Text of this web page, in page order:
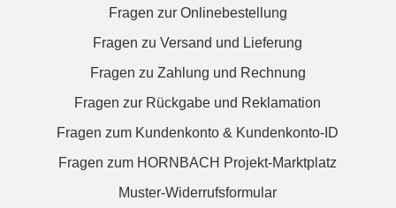
Fragen zur Onlinebestellung
Fragen zu Versand und Lieferung
Fragen zu Zahlung und Rechnung
Fragen zur Rückgabe und Reklamation
Fragen zum Kundenkonto & Kundenkonto-ID
Fragen zum HORNBACH Projekt-Marktplatz
Muster-Widerrufsformular